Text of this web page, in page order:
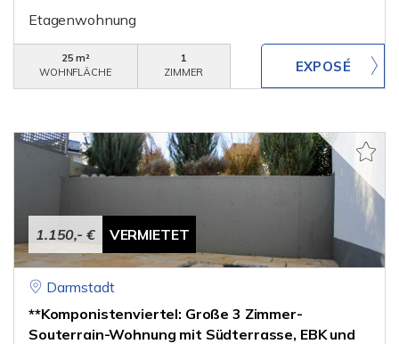
Etagenwohnung
25 m²
WOHNFLÄCHE
1
ZIMMER
1.150,- € VERMIETET
Darmstadt
**Komponistenviertel: Große 3 Zimmer-
Souterrain-Wohnung mit Südterrasse, EBK und